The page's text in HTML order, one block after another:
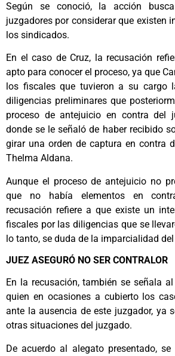
Según se conoció, la acción
juzgadores por considerar que existen
los sindicados.
En el caso de Cruz, la recusación
apto para conocer el proceso, ya que
los fiscales que tuvieron a su cargo
diligencias preliminares que
proceso de antejuicio en contra del
donde se le señaló de haber recibido
girar una orden de captura en contra
Thelma Aldana.
Aunque el proceso de antejuicio no
que no había elementos en
recusación refiere a que existe un
fiscales por las diligencias que se
lo tanto, se duda de la imparcialidad
JUEZ ASEGURÓ NO SER CONTRALOR
En la recusación, también se señala
quien en ocasiones a cubierto los
ante la ausencia de este juzgador, ya
otras situaciones del juzgado.
De acuerdo al alegato presentado,